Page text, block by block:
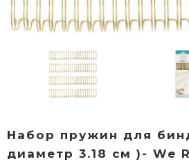
Набор пружин для
диаметр 3.18 см )- We